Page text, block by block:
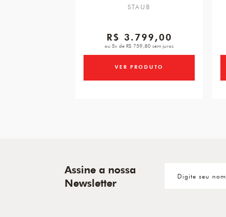
STAUB
R$ 3.799,00
ou 5x de R$ 759,80 sem juros
VER PRODUTO
Assine a nossa
Newsletter